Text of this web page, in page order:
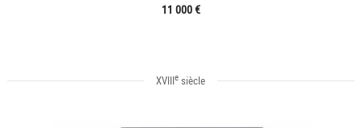
11 000 €
XVIIIe siècle